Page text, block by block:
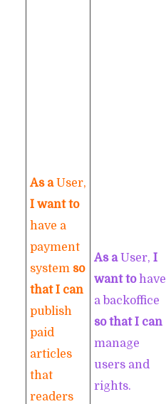
As aUser,
I want to
have a
payment
system so
that I can
publish
paid
articles
that
readers
As aUser, I
want tohave
a backoffice
so that I can
manage
users and
rights.